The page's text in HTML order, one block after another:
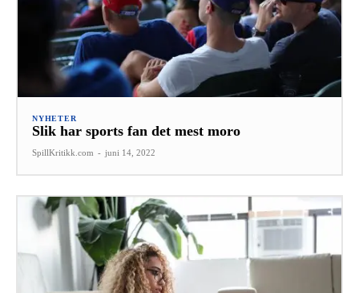
NYHETER
Slik har sports fan det mest moro
SpillKritikk.com - juni 14, 2022